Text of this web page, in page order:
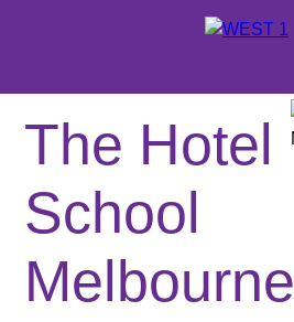
ONDE ESTUDAR
SUPORTE WEST 1
ESCOLAS E CURSOS
The Hotel
School
Melbourne